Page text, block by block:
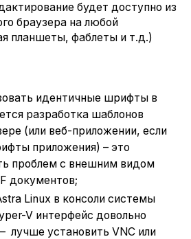
будет доступно из
браузера на любой
планшеты, фаблеты и т.д.)
идентичные шрифты в
разработка шаблонов
(или веб-приложении, если
приложения) – это
проблем с внешним видом
документов;
Linux в консоли системы
V интерфейс довольно
лучше установить VNC или